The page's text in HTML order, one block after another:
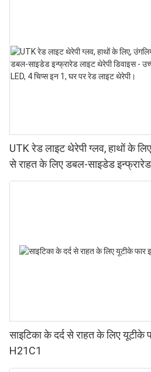
UTK रेड लाइट थेरेपी ग्लव, हाथों के
से राहत के लिए डबल-साइडेड
प्रदर्शन वाले 660 850nm LED, 4
साइटिका के दर्द से राहत के लिए यूटीके
H21C1